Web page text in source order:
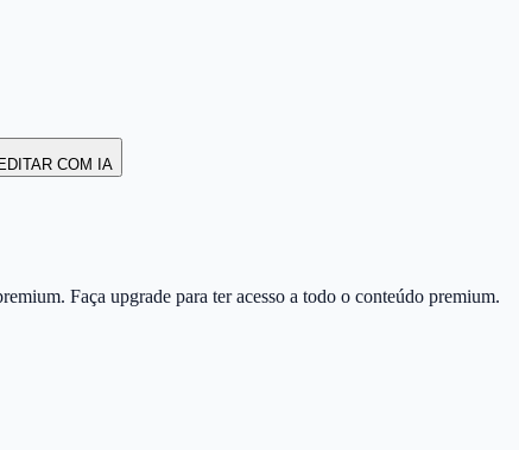
EDITAR COM IA
Faça upgrade para ter acesso a todo o conteúdo premium.